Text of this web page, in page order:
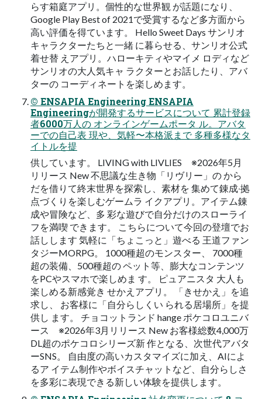
らす箱庭アプリ。個性的な世界観 が話題になり、
Google Play Best of 2021で受賞するなど多⽅⾯から
⾼い評価を得ています。 Hello Sweet Days サンリオ
キャラクターたちと⼀緒 に暮らせる、サンリオ公式
着せ替 えアプリ。ハローキティやマイメ ロディなど
サンリオの⼤⼈気キャ ラクターとお話したり、アバ
ターの コーディネートを楽しめます。
© ENSAPIA Engineering ENSAPIA
Engineeringが開発するサービスについて 累計登録
者6000万⼈の オンラインゲームポータ ル。アバタ
ーでの⾃⼰表 現や、気軽〜本格派まで 多種多様なタ
イトルを提
供しています。 LIVING with LIVLIES ※2026年5⽉
リリース New 不思議な⽣き物「リヴリー」の から
だを借りて終末世界を探索し、素材を 集めて錬成‧拠
点づくりを楽しむゲームラ イクアプリ。アイテム錬
成や冒険など、多 彩な遊びで⾃分だけのスローライ
フを満喫 できます。 こちらについて今回の登壇でお
話しします 気軽に「ちょこっと」遊べる 王道ファン
タジーMORPG。 1000種超のモンスター、 7000種
超の装備、500種超の ペット等、膨⼤なコンテンツ
をPCやスマホで楽しめま す。 ピュアニスタ ⼤⼈も
楽しめる新感覚き せかえアプリ。 「きせかえ」を追
求し、 お客様に「⾃分らしくい られる居場所」を提
供し ます。 チョコットランド hange ポケコロユニバ
ース ※2026年3⽉リリース New お客様総数4,000万
DL超のポケコロシリーズ新 作となる、次世代アバタ
ーSNS。 ⾃由度の⾼いカスタマイズに加え、AIによ
るア イテム制作やボイスチャットなど、⾃分らしさ
を多彩に表現できる新しい体験を提供します。